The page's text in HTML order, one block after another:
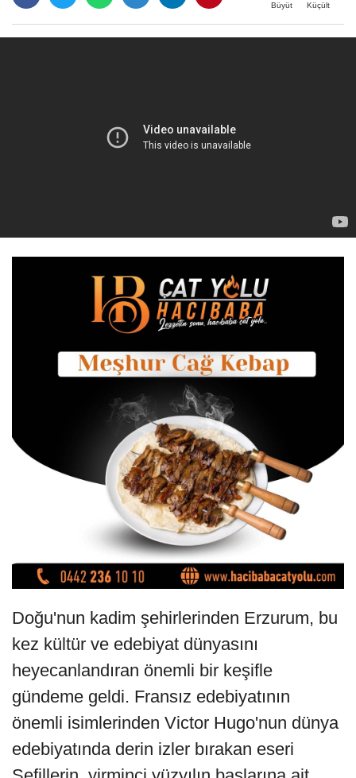
Büyüt Küçült
Doğu'nun kadim şehirlerinden Erzurum, bu
kez kültür ve edebiyat dünyasını
heyecanlandıran önemli bir keşifle
gündeme geldi. Fransız edebiyatının
önemli isimlerinden Victor Hugo'nun dünya
edebiyatında derin izler bırakan eseri